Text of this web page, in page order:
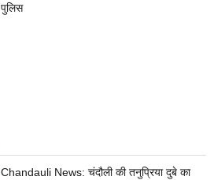
पुलिस
Chandauli News: चंदौली की तनुप्रिया दुबे का